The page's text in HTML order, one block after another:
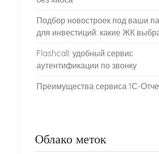
Подбор новостроек под ваши
для инвестиций: какие ЖК
Flashcall: удобный сервис
аутентификации по звонку
Преимущества сервиса 1С-
Облако меток